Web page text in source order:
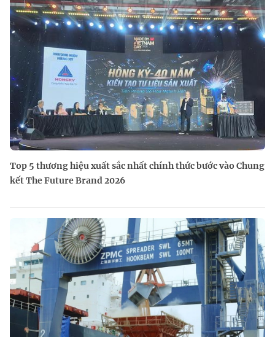
Top 5 thương hiệu xuất sắc nhất chính thức bước vào Chung
kết The Future Brand 2026